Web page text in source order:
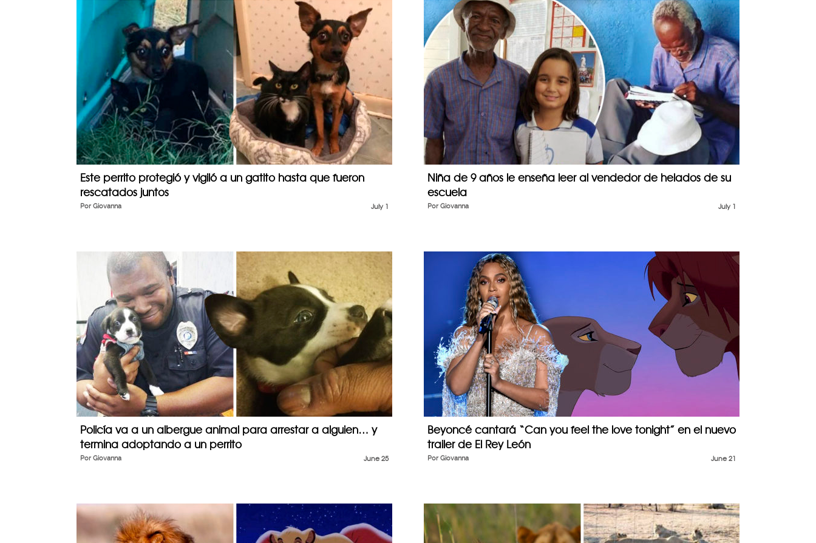
Este perrito protegió y vigiló a un gatito hasta que fueron
rescatados juntos
July 1
Por Giovanna
Niña de 9 años le enseña leer al vendedor de helados de su
escuela
July 1
Por Giovanna
Policía va a un albergue animal para arrestar a alguien… y
termina adoptando a un perrito
June 25
Por Giovanna
Beyoncé cantará “Can you feel the love tonight” en el nuevo
trailer de El Rey León
June 21
Por Giovanna